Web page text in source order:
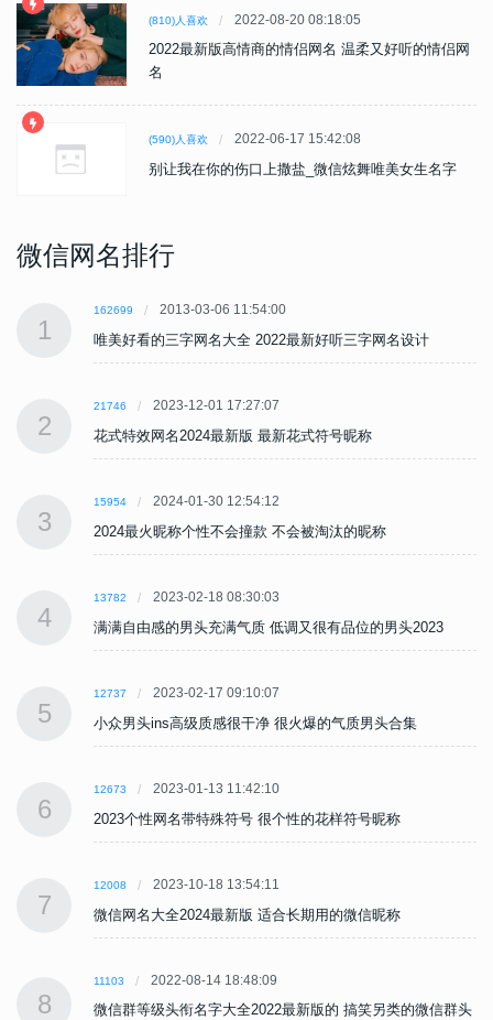
(810)人喜欢 2022-08-20 08:18:05
2022最新版高情商的情侣网名 温柔又好听的情侣网
名
(590)人喜欢 2022-06-17 15:42:08
别让我在你的伤口上撒盐_微信炫舞唯美女生名字
微信网名排行
1
162699 2013-03-06 11:54:00
唯美好看的三字网名大全 2022最新好听三字网名设计
2
21746 2023-12-01 17:27:07
花式特效网名2024最新版 最新花式符号昵称
3
15954 2024-01-30 12:54:12
2024最火昵称个性不会撞款 不会被淘汰的昵称
4
13782 2023-02-18 08:30:03
满满自由感的男头充满气质 低调又很有品位的男头2023
5
12737 2023-02-17 09:10:07
小众男头ins高级质感很干净 很火爆的气质男头合集
6
12673 2023-01-13 11:42:10
2023个性网名带特殊符号 很个性的花样符号昵称
7
12008 2023-10-18 13:54:11
微信网名大全2024最新版 适合长期用的微信昵称
8
11103 2022-08-14 18:48:09
微信群等级头衔名字大全2022最新版的 搞笑另类的微信群头